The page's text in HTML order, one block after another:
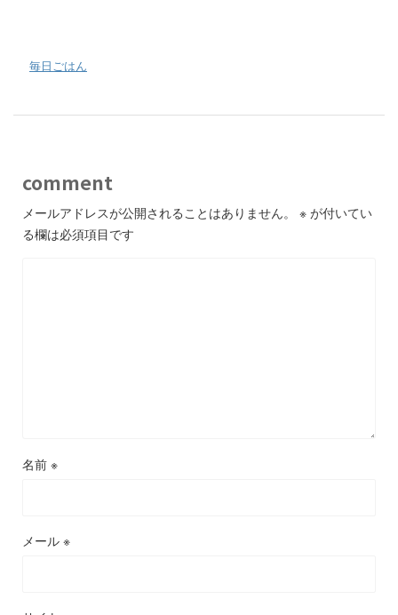
毎日ごはん
comment
メールアドレスが公開されることはありません。 ※ が付いてい
る欄は必須項目です
名前 ※
メール ※